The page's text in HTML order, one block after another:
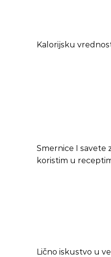
Kalorijsku
Smernice I savete
koristim u
Lično iskustvo u